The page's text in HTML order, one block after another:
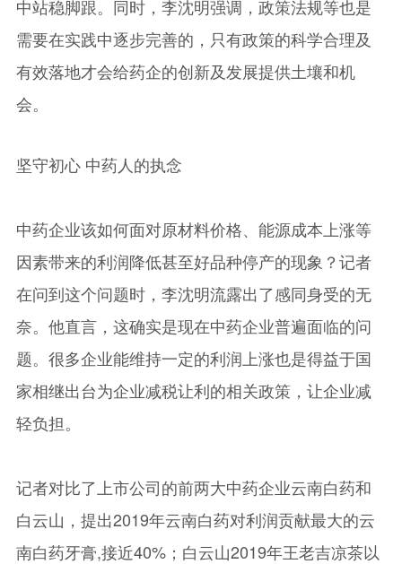
中站稳脚跟。同时，李沈明强调，政策法规等也是
需要在实践中逐步完善的，只有政策的科学合理及
有效落地才会给药企的创新及发展提供土壤和机
会。
坚守初心 中药人的执念
中药企业该如何面对原材料价格、能源成本上涨等
因素带来的利润降低甚至好品种停产的现象？记者
在问到这个问题时，李沈明流露出了感同身受的无
奈。他直言，这确实是现在中药企业普遍面临的问
题。很多企业能维持一定的利润上涨也是得益于国
家相继出台为企业减税让利的相关政策，让企业减
轻负担。
记者对比了上市公司的前两大中药企业云南白药和
白云山，提出2019年云南白药对利润贡献最大的云
南白药牙膏,接近40%；白云山2019年王老吉凉茶以